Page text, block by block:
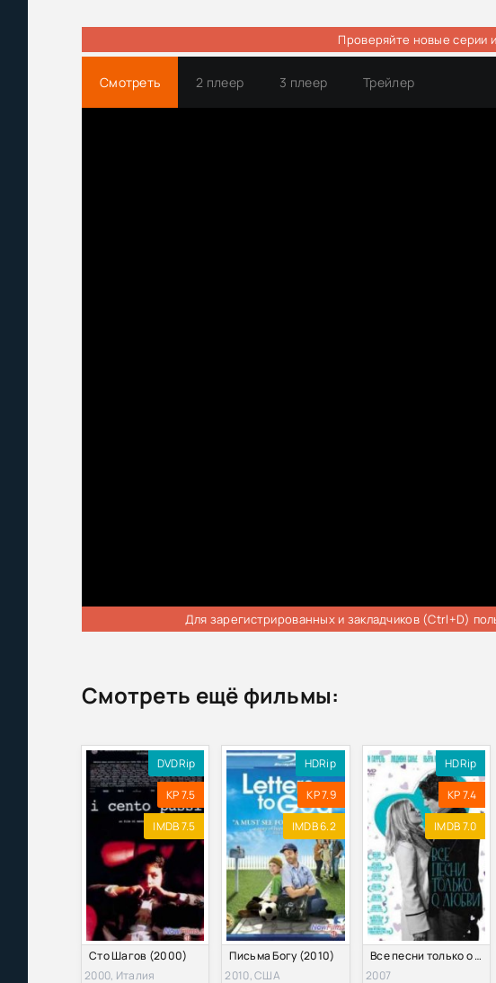
Проверяйте новые серии
Смотреть 2 плеер 3 плеер Трейлер
Для зарегистрированных и закладчиков (Ctrl+D)
Смотреть ещё фильмы:
DVDRip
KP 7.5
IMDB 7.5
Сто Шагов (2000)
2000, Италия
HDRip
KP 7.9
IMDB 6.2
Письма Богу (2010)
2010, США
HDRip
KP 7.4
IMDB 7.0
Все песни только о любви (2007)
2007